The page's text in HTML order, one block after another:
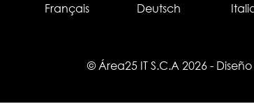
Français Deutsch
© Área25 IT S.C.A 2026 -